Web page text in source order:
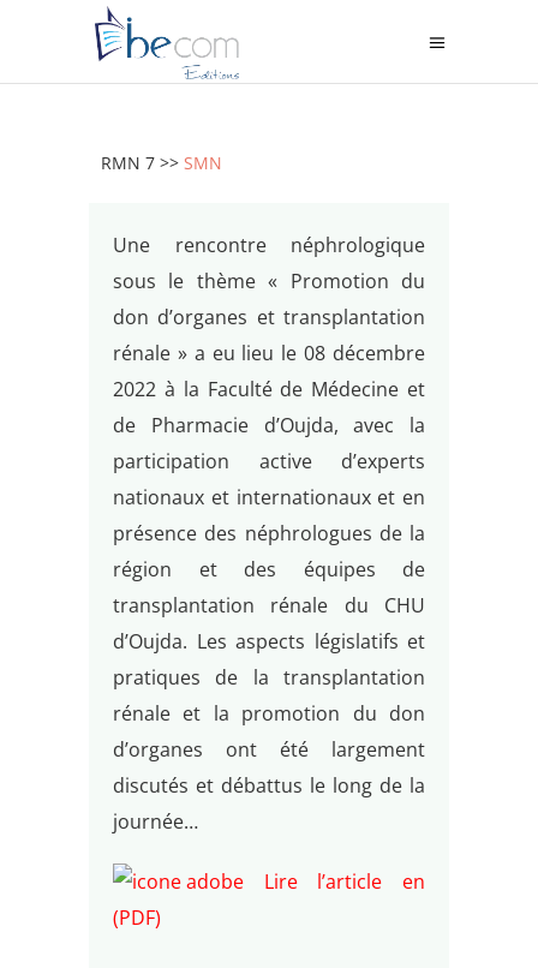
RMN 7 >> SMN
Une rencontre néphrologique
sous le thème « Promotion du
don d’organes et transplantation
rénale » a eu lieu le 08 décembre
2022 à la Faculté de Médecine et
de Pharmacie d’Oujda, avec la
participation active d’experts
nationaux et internationaux et en
présence des néphrologues de la
région et des équipes de
transplantation rénale du CHU
d’Oujda. Les aspects législatifs et
pratiques de la transplantation
rénale et la promotion du don
d’organes ont été largement
discutés et débattus le long de la
journée…
Lire l’article en
(PDF)